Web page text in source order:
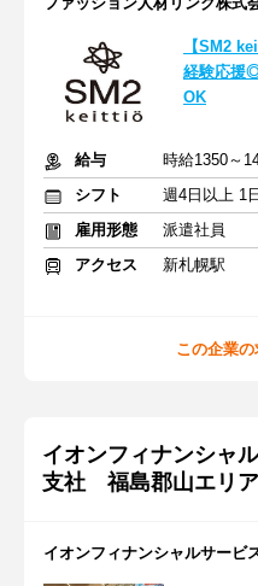
【SM2
経験応援
OK
給与
時給1350～
シフト
週4日以上 1
雇用形態
派遣社員
アクセス
新札幌駅
この企業
イオンフィナンシャ
支社 福島郡山エリア
イオンフィナンシャルサー